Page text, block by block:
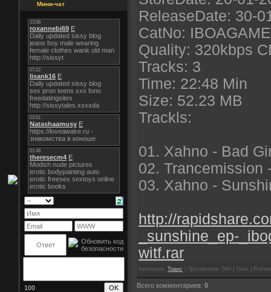
Мини-чат
100
ReleaseDate: 30-
CatNo:
Quality: 320kbps
Tracks: 3
Time: 22:48 Min
Size: 52.23 MB
Trackls:
01. Xahno - Bad
02. Trancemission
03. Xahno -
http://
_sunshine_ep-
witf.rar
Категория: Транс | Просмотров: 560 | Теги: |
Всего комментариев: 0